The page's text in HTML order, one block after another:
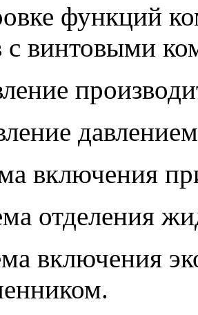
функций
с винтовыми
включения
отделения
включения